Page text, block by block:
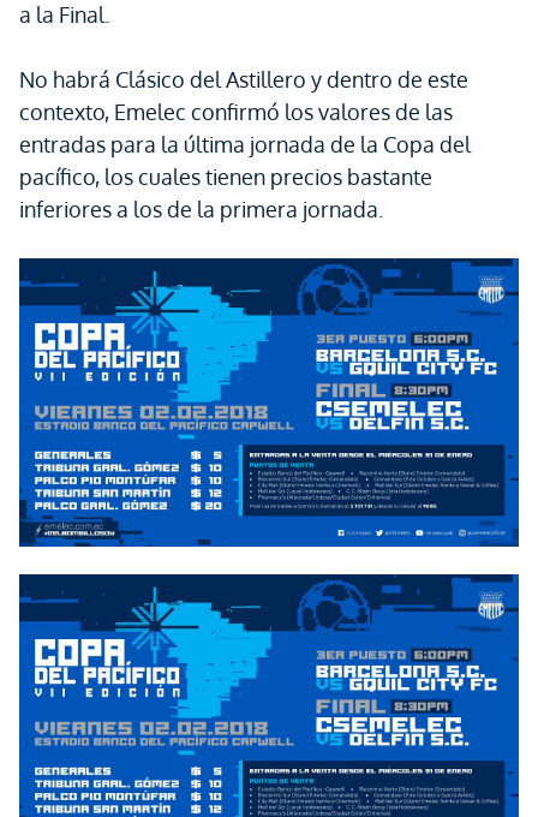
a la Final.
No habrá Clásico del Astillero y dentro de este
contexto, Emelec confirmó los valores de las
entradas para la última jornada de la Copa del
pacífico, los cuales tienen precios bastante
inferiores a los de la primera jornada.